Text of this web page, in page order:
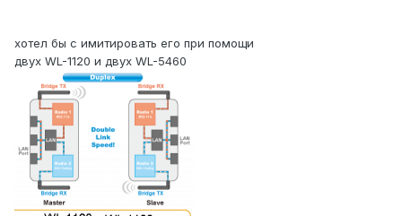
хотел бы с имитировать его при помощи
двух WL-1120 и двух WL-5460